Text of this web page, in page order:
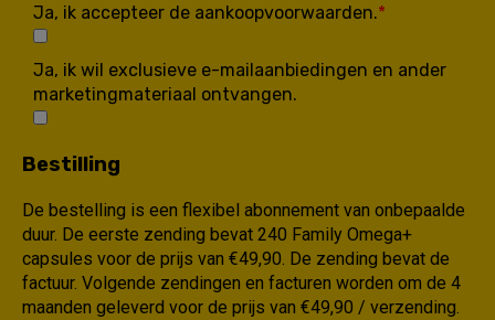
Ja, ik accepteer de aankoopvoorwaarden.
Ja, ik wil exclusieve e-mailaanbiedingen en ander
marketingmateriaal ontvangen.
Bestilling
De bestelling is een flexibel abonnement van onbepaalde
duur. De eerste zending bevat 240 Family Omega+
capsules voor de prijs van €49,90. De zending bevat de
factuur. Volgende zendingen en facturen worden om de 4
maanden geleverd voor de prijs van €49,90 / verzending.